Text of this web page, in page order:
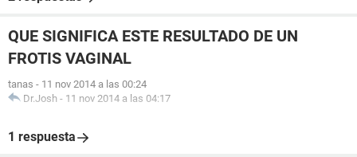
QUE SIGNIFICA ESTE RESULTADO DE UN
FROTIS VAGINAL
tanas - 11 nov 2014 a las 00:24
Dr.Josh - 11 nov 2014 a las 04:17
1 respuesta